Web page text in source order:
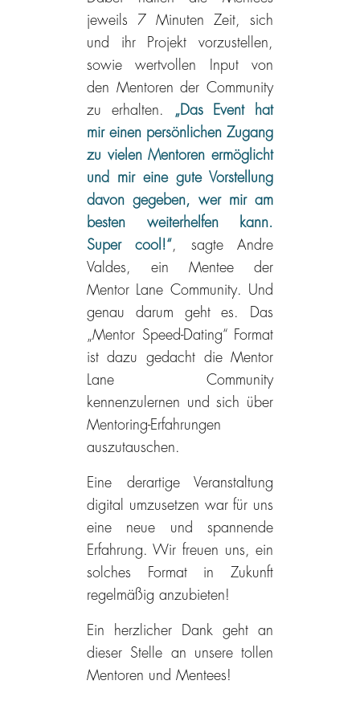
jeweils 7 Minuten Zeit, sich
und ihr Projekt vorzustellen,
sowie wertvollen Input von
den Mentoren der Community
zu erhalten.
„Das Event hat
mir einen persönlichen Zugang
zu vielen Mentoren ermöglicht
und mir eine gute Vorstellung
davon gegeben, wer mir am
besten weiterhelfen kann.
Super cool!“ , sagte Andre
Valdes, ein Mentee der
Mentor Lane Community. Und
genau darum geht es. Das
„Mentor Speed-Dating“ Format
ist dazu gedacht die Mentor
Lane Community
kennenzulernen und sich über
Mentoring-Erfahrungen
auszutauschen.
Eine derartige Veranstaltung
digital umzusetzen war für uns
eine neue und spannende
Erfahrung. Wir freuen uns, ein
solches Format in Zukunft
regelmäßig anzubieten!
Ein herzlicher Dank geht an
dieser Stelle an unsere tollen
Mentoren und Mentees!